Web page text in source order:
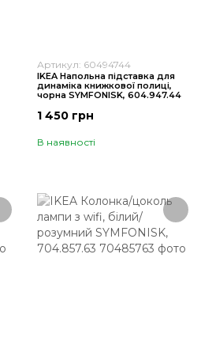
Артикул: 60494744
IKEA Напольна підставка для
динаміка книжкової полиці,
чорна SYMFONISK, 604.947.44
1 450 грн
В наявності